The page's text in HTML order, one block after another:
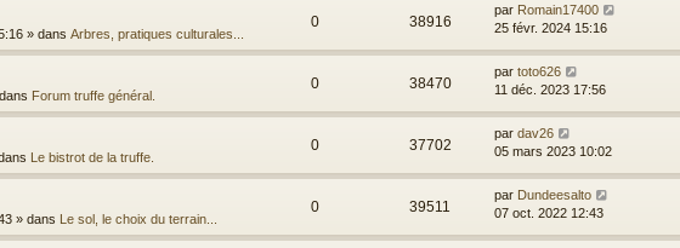
» dans Arbres, pratiques culturales...
0 38916
par Romain17400
25 févr. 2024 15:16
Forum truffe général.
0 38470
par toto626
11 déc. 2023 17:56
Le bistrot de la truffe.
0 37702
par dav26
05 mars 2023 10:02
» dans Le sol, le choix du terrain...
0 39511
par Dundeesalto
07 oct. 2022 12:43